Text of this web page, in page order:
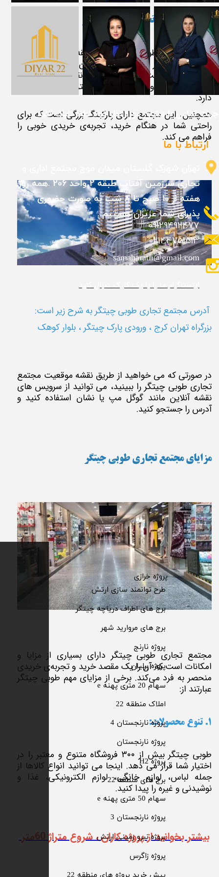
موقعیت مجتمع تجاری طوبی چیتگر
مجتمع تجاری طوبی چیتگر در منطقه چیتگر، واقع در
شمال شرقی شهر تهران قرار دارد. این منطقه به راحتی
قابل دسترسی است و از طریق وسایل نقلیه عمومی اعم از
اتوبوس و مترو و خودرو قابلیت دسترسی به آن وجود
دارد.
همچنین، این مجتمع دارای پارکینگ بزرگی است که برای
راحتی شما در هنگام خرید، تجربه‌ی خریدی خوبی را
فراهم می کند.
آدرس مجتمع تجاری طوبی چیتگر به شرح زیر است:
بزرگراه تهران کرج ، ورودی پارک چیتگر ، بلوار کوهک
در صورتی که می خواهید از طریق نقشه موقعیت مجتمع
تجاری طوبی چیتگر را ببینید، می توانید از سرویس های
نقشه آنلاین مانند گوگل مپ یا نشان استفاده کنید و
آدرس را جستجو کنید.
مزایای مجتمع تجاری طوبی چیتگر
مجتمع تجاری طوبی چیتگر دارای بسیاری از مزایا و
امکانات است که آن را یک مقصد خرید و تجربه‌ی خریدی
منحصر به فرد می‌کند. برخی از مزایای مهم طوبی چیتگر
عبارتند از:
1. تنوع محصولات:
طوبی چیتگر بیش از ۳۰۰ فروشگاه متنوع و معتبر را در
اختیار شما قرار می دهد. اینجا می توانید انواع کالاها از
جمله لباس، لوازم خانگی، لوازم الکترونیکی، غذا و
نوشیدنی و غیره را پیدا کنید.
بیشتر بخوانید از پروژه کاران ، شروع متراژ 60متر
​طرح توانمند سازی ارتش
سهام 20 متری پهنه e​​​​​​​
​سهام 50 متری پهنه e
​املاک منطقه 22
برج های منطقه 22
​پروژه خرازی
پروژه برلیان
پروژه H2
​پروژه زاگرس
​پروژه نارنج
​پروژه نارنجستان
​پروژه نیرو زمینی ارتش
​برج های اطراف دریاچه چیتگر
​برج های مروارید شهر
پروژه نارنجستان 4
​پروژه نارنجستان 3
ارتباط با ما
09129492477
02144751513
سرزمین آفتاب طبقه 2 واحد 206 .همه روز هفته از 10
صبح تا 8 شب به صورت حضوری پذیرای شما عزیزان
هستیم .
samaharatii@gmail.com
​​​​​​​​​اینستاگرام ما را با یک کلیک دنبال کنید
​جهت تماس با مشاور مورد نظر خود لطفا کلیک کنید